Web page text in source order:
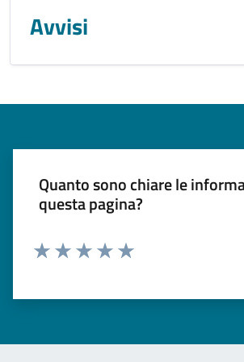
Avvisi
Quanto sono chiare le
questa pagina?